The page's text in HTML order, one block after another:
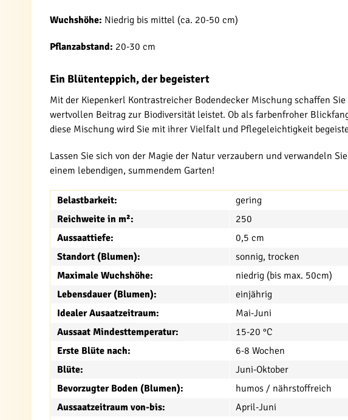
Wuchshöhe: Niedrig bis mittel (ca. 20-50 cm)
Pflanzabstand: 20-30 cm
Ein Blütenteppich, der begeistert
Mit der Kiepenkerl Kontrastreicher Bodendecker Mischung schaffen
wertvollen Beitrag zur Biodiversität leistet. Ob als farbenfroher
diese Mischung wird Sie mit ihrer Vielfalt und Pflegeleichtigkeit
Lassen Sie sich von der Magie der Natur verzaubern und verwandeln
einem lebendigen, summendem Garten!
Belastbarkeit:
gering
Reichweite in m²:
250
Aussaattiefe:
0,5 cm
Standort (Blumen):
sonnig, trocken
Maximale Wuchshöhe:
niedrig (bis max. 50cm)
Lebensdauer (Blumen):
einjährig
Idealer Ausaatzeitraum:
Mai-Juni
Aussaat Mindesttemperatur:
15-20 °C
Erste Blüte nach:
6-8 Wochen
Blüte:
Juni-Oktober
Bevorzugter Boden (Blumen):
humos / nährstoffreich
Aussaatzeitraum von-bis:
April-Juni